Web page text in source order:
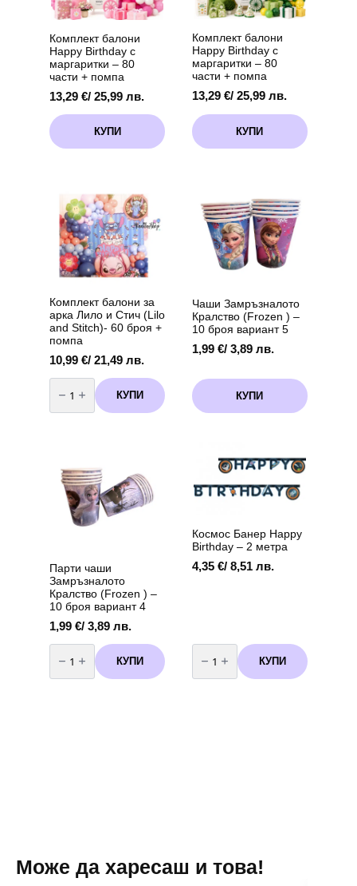
Комплект балони
Happy Birthday с
маргаритки – 80
части + помпа
13,29 €/ 25,99 лв.
КУПИ
Комплект балони
Happy Birthday с
маргаритки – 80
части + помпа
13,29 €/ 25,99 лв.
КУПИ
Комплект балони за
арка Лило и Стич (Lilo
and Stitch)- 60 броя +
помпа
10,99 €/ 21,49 лв.
количество
за
Комплект
балони
Стич
(Lilo
and
Stitch)-
броя
КУПИ
Чаши Замръзналото
Кралство (Frozen ) –
10 броя вариант 5
1,99 €/ 3,89 лв.
КУПИ
Парти чаши
Замръзналото
Кралство (Frozen ) –
10 броя вариант 4
1,99 €/ 3,89 лв.
количество
за
Парти
чаши
КУПИ
Космос Банер Happy
Birthday – 2 метра
4,35 €/ 8,51 лв.
количество
за
Космос
Банер
КУПИ
Може да харесаш и това!